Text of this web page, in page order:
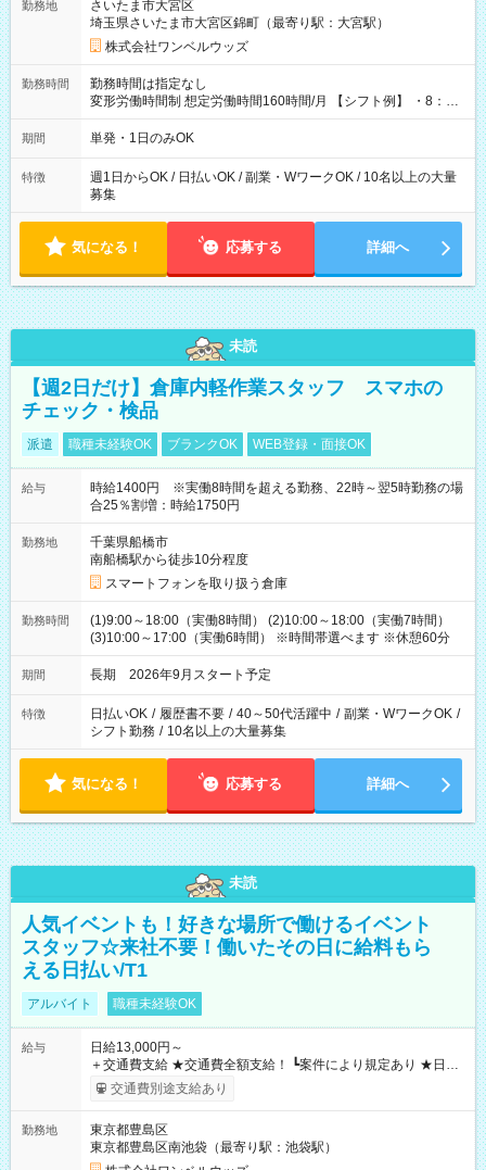
勤務地
さいたま市大宮区
埼玉県さいたま市大宮区錦町（最寄り駅：大宮駅）
株式会社ワンベルウッズ
勤務時間
勤務時間は指定なし
変形労働時間制 想定労働時間160時間/月 【シフト例】 ・8：00
～21：00
期間 単発・1日のみOK
特徴
週1日からOK / 日払いOK / 副業・WワークOK / 10名以上の大量
募集
気になる！ 応募する 詳細へ
未読
【週2日だけ】倉庫内軽作業スタッフ スマホの
チェック・検品
派遣 職種未経験OK ブランクOK WEB登録・面接OK
給与
時給1400円 ※実働8時間を超える勤務、22時～翌5時勤務の場
合25％割増：時給1750円
勤務地
千葉県船橋市
南船橋駅から徒歩10分程度
スマートフォンを取り扱う倉庫
勤務時間
(1)9:00～18:00（実働8時間） (2)10:00～18:00（実働7時間）
(3)10:00～17:00（実働6時間） ※時間帯選べます ※休憩60分
期間 長期 2026年9月スタート予定
特徴 日払いOK / 履歴書不要 / 40～50代活躍中 / 副業・WワークOK /
シフト勤務 / 10名以上の大量募集
気になる！ 応募する 詳細へ
未読
人気イベントも！好きな場所で働けるイベント
スタッフ☆来社不要！働いたその日に給料もら
える日払い/T1
アルバイト 職種未経験OK
給与
日給13,000円～
＋交通費支給 ★交通費全額支給！ ┗案件により規定あり ★日払
いOK！（規定あり） ┗働いたその日に現金GET♪ お仕事後はコ
ンビニATMから 日払い分を引き落とせます！ 【試用期間】試
交通費別途支給あり
勤務地
東京都豊島区
東京都豊島区南池袋（最寄り駅：池袋駅）